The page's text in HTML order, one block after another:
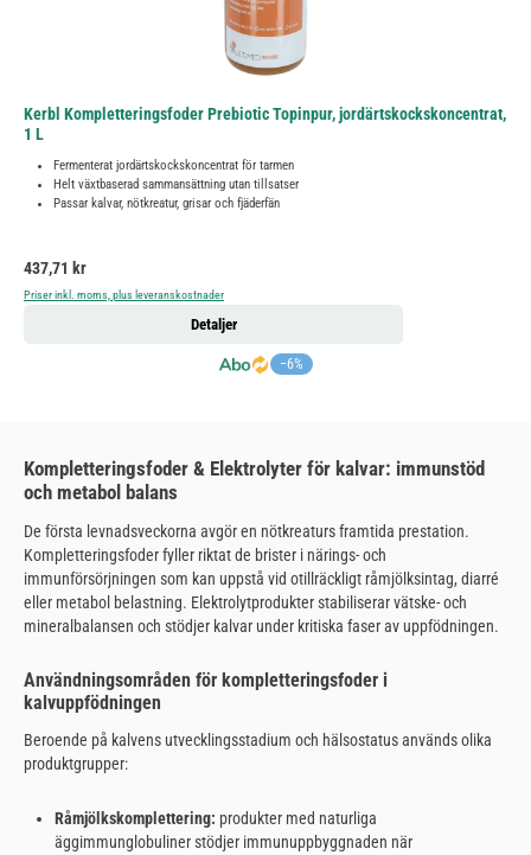
Kerbl Kompletteringsfoder Prebiotic Topinpur, jordärtskockskoncentrat,
1 L
Fermenterat jordärtskockskoncentrat för tarmen
Helt växtbaserad sammansättning utan tillsatser
Passar kalvar, nötkreatur, grisar och fjäderfän
Ordinarie pris:
437,71 kr
Priser inkl. moms, plus leveranskostnader
−6%
Detaljer
Kompletteringsfoder & Elektrolyter för kalvar: immunstöd
och metabol balans
De första levnadsveckorna avgör en nötkreaturs framtida prestation.
Kompletteringsfoder fyller riktat de brister i närings- och
immunförsörjningen som kan uppstå vid otillräckligt råmjölksintag, diarré
eller metabol belastning. Elektrolytprodukter stabiliserar vätske- och
mineralbalansen och stödjer kalvar under kritiska faser av uppfödningen.
Användningsområden för kompletteringsfoder i
kalvuppfödningen
Beroende på kalvens utvecklingsstadium och hälsostatus används olika
produktgrupper:
Råmjölkskomplettering: produkter med naturliga
äggimmunglobuliner stödjer immunuppbyggnaden när